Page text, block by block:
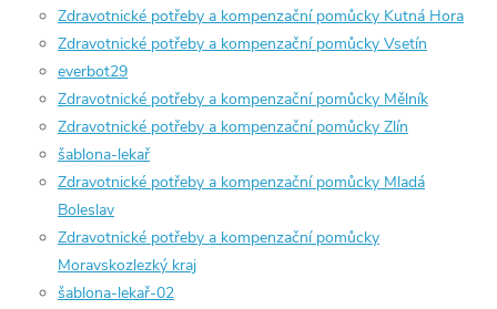
Zdravotnické potřeby a kompenzační pomůcky Kutná Hora
Zdravotnické potřeby a kompenzační pomůcky Vsetín
everbot29
Zdravotnické potřeby a kompenzační pomůcky Mělník
Zdravotnické potřeby a kompenzační pomůcky Zlín
šablona-lekař
Zdravotnické potřeby a kompenzační pomůcky Mladá
Boleslav
Zdravotnické potřeby a kompenzační pomůcky
Moravskozlezký kraj
šablona-lekař-02